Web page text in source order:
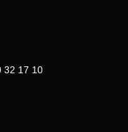
32 17 10